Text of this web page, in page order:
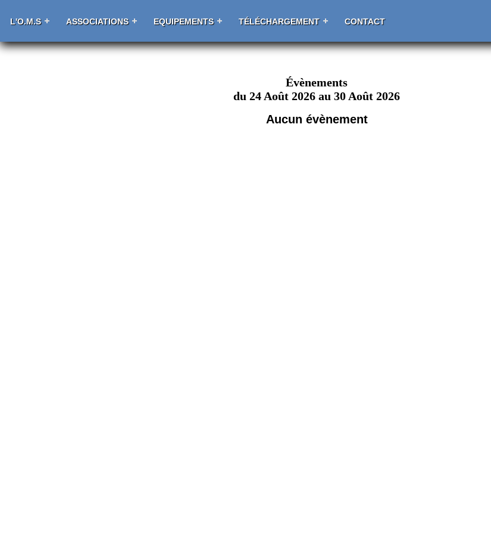
L'O.M.S ASSOCIATIONS EQUIPEMENTS TÉLÉCHARGEMENT CONTACT
Évènements
du 24 Août 2026 au 30 Août 2026
Aucun évènement